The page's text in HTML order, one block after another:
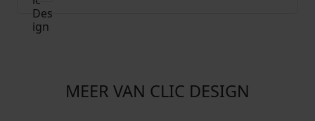
MEER VAN CLIC DESIGN